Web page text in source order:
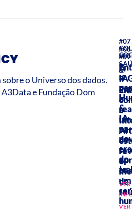
o Universo dos dados.
e Fundação Dom
#09
&
IA
a
o
de
VER
#08
IAG
A
a
de
um
ser
#07
a
&
IA
na
era
do
VER
→